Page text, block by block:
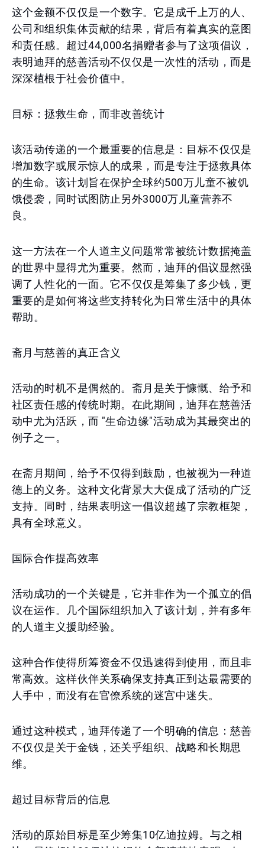
这个金额不仅仅是一个数字。它是成千上万的人、
公司和组织集体贡献的结果，背后有着真实的意图
和责任感。超过44,000名捐赠者参与了这项倡议，
表明迪拜的慈善活动不仅仅是一次性的活动，而是
深深植根于社会价值中。
目标：拯救生命，而非改善统计
该活动传递的一个最重要的信息是：目标不仅仅是
增加数字或展示惊人的成果，而是专注于拯救具体
的生命。该计划旨在保护全球约500万儿童不被饥
饿侵袭，同时试图防止另外3000万儿童营养不
良。
这一方法在一个人道主义问题常常被统计数据掩盖
的世界中显得尤为重要。然而，迪拜的倡议显然强
调了人性化的一面。它不仅仅是筹集了多少钱，更
重要的是如何将这些支持转化为日常生活中的具体
帮助。
斋月与慈善的真正含义
活动的时机不是偶然的。斋月是关于慷慨、给予和
社区责任感的传统时期。在此期间，迪拜在慈善活
动中尤为活跃，而 "生命边缘"活动成为其最突出的
例子之一。
在斋月期间，给予不仅得到鼓励，也被视为一种道
德上的义务。这种文化背景大大促成了活动的广泛
支持。同时，结果表明这一倡议超越了宗教框架，
具有全球意义。
国际合作提高效率
活动成功的一个关键是，它并非作为一个孤立的倡
议在运作。几个国际组织加入了该计划，并有多年
的人道主义援助经验。
这种合作使得所筹资金不仅迅速得到使用，而且非
常高效。这样伙伴关系确保支持真正到达最需要的
人手中，而没有在官僚系统的迷宫中迷失。
通过这种模式，迪拜传递了一个明确的信息：慈善
不仅仅是关于金钱，还关乎组织、战略和长期思
维。
超过目标背后的信息
活动的原始目标是至少筹集10亿迪拉姆。与之相